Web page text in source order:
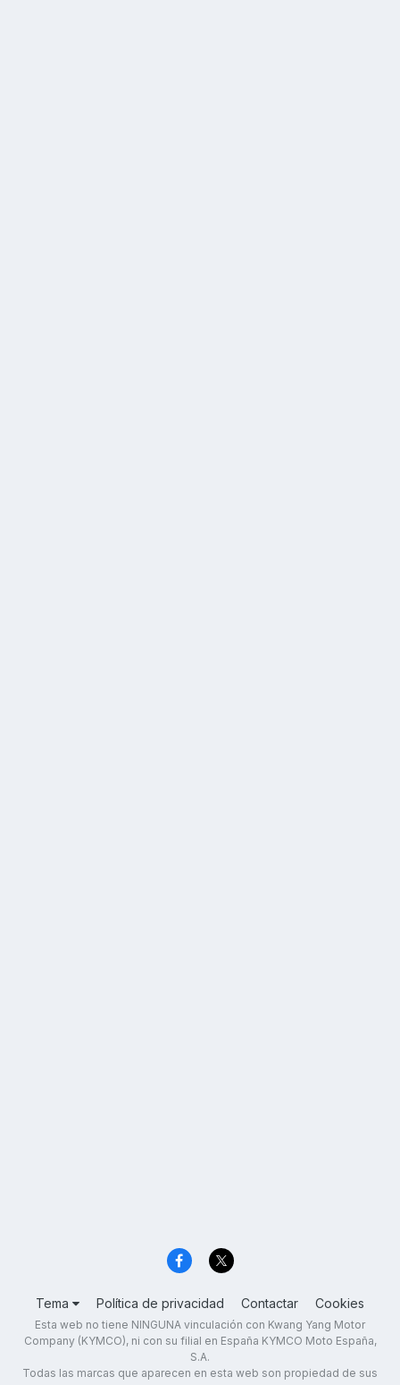
Tema Política de privacidad Contactar Cookies
Esta web no tiene NINGUNA vinculación con Kwang Yang Motor
Company (KYMCO), ni con su filial en España KYMCO Moto España,
S.A.
Todas las marcas que aparecen en esta web son propiedad de sus